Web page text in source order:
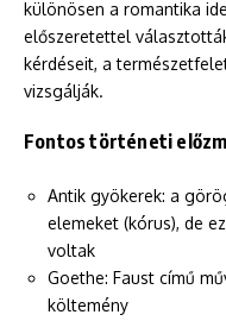
különösen a romantika
előszeretettel
kérdéseit, a
vizsgálják.
Fontos történeti
Antik gyökerek: a
elemeket (kórus), de
voltak
Goethe: Faust című
költemény